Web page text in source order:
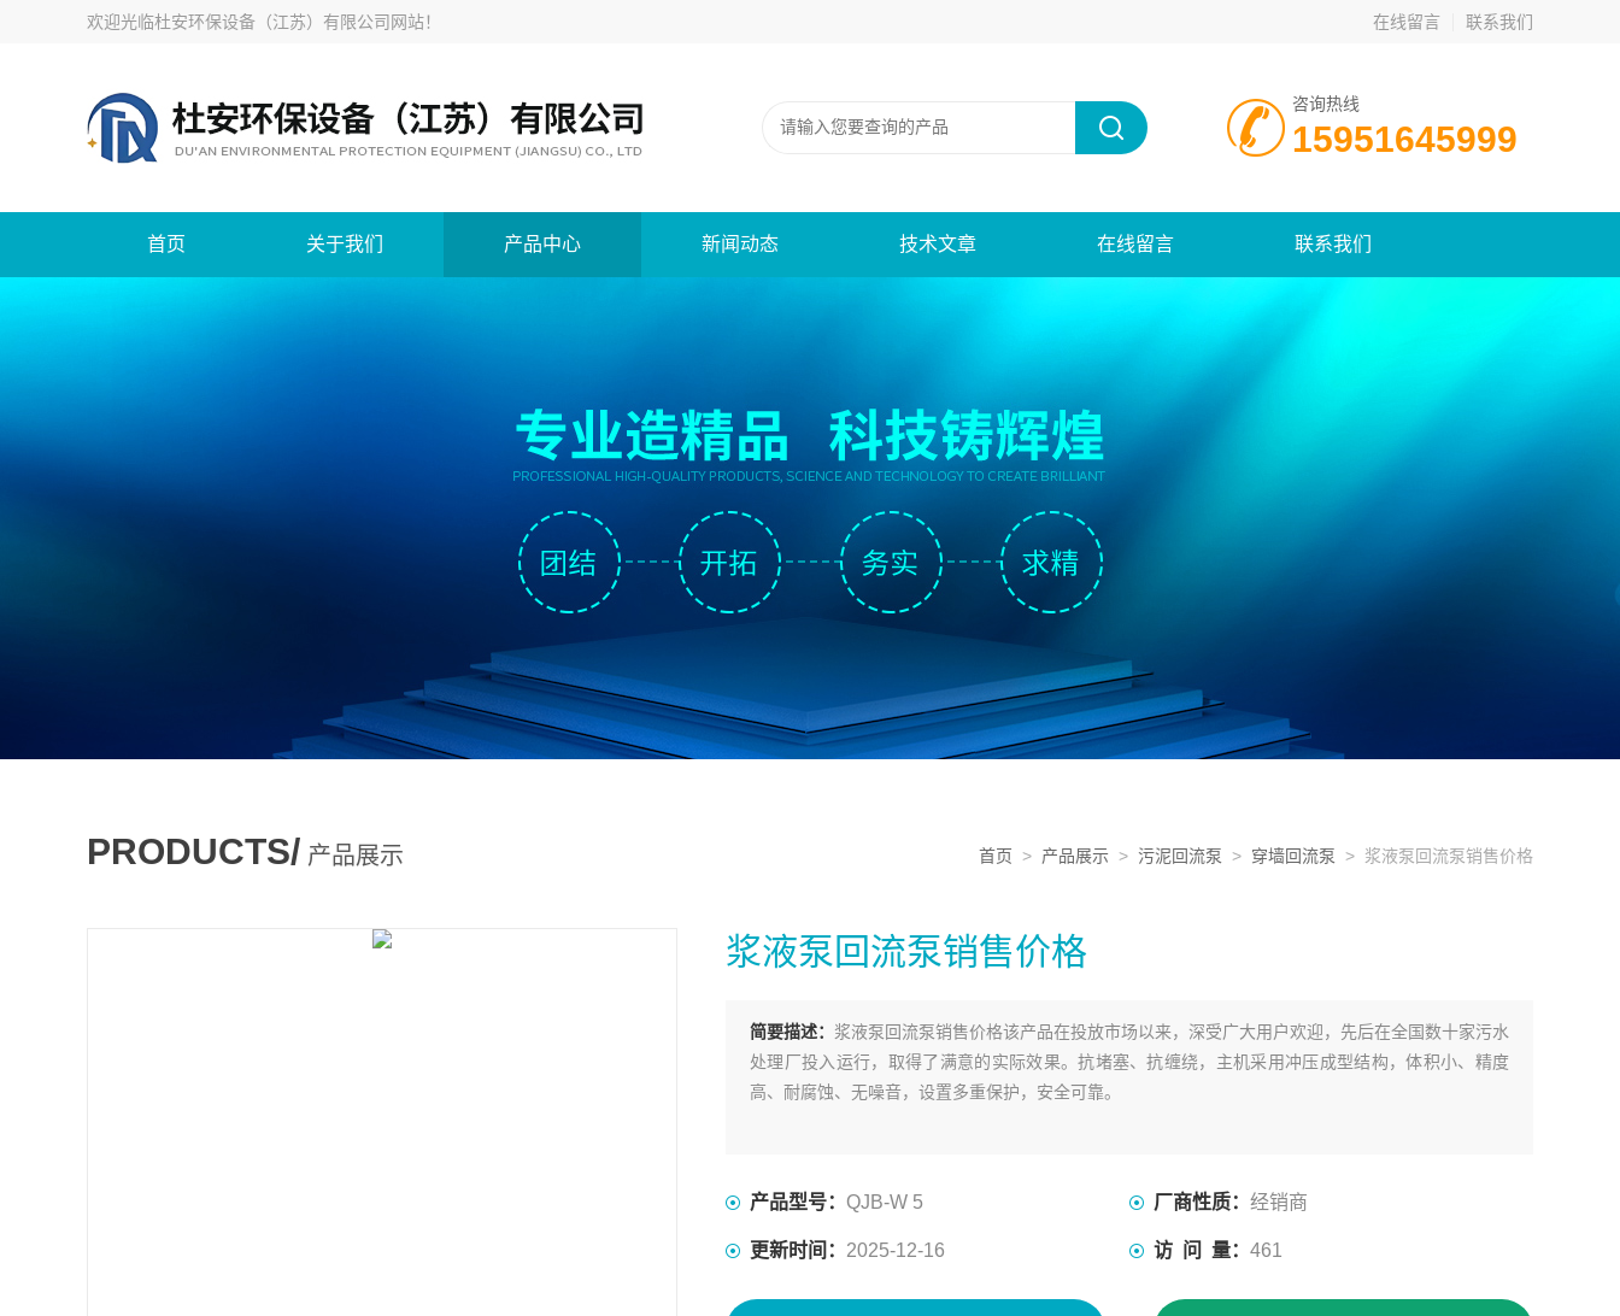
欢迎光临杜安环保设备（江苏）有限公司网站！ 在线留言 联系我们
咨询热线
15951645999
首页 关于我们 产品中心 新闻动态 技术文章 在线留言 联系我们
PRODUCTS/ 产品展示 首页 > 产品展示 > 污泥回流泵 > 穿墙回流泵 > 浆液泵回流泵销售价格
浆液泵回流泵销售价格
简要描述： 浆液泵回流泵销售价格该产品在投放市场以来，深受广大用户欢迎，先后在全国数十家污水
处理厂投入运行，取得了满意的实际效果。抗堵塞、抗缠绕，主机采用冲压成型结构，体积小、精度
高、耐腐蚀、无噪音，设置多重保护，安全可靠。
产品型号： QJB-W 5 厂商性质： 经销商
更新时间： 2025-12-16 访 问 量： 461